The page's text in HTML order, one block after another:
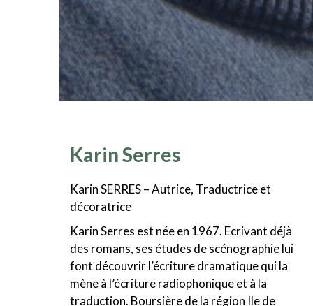
Karin Serres
Karin SERRES – Autrice, Traductrice et
décoratrice
Karin Serres est née en 1967. Ecrivant déjà
des romans, ses études de scénographie lui
font découvrir l’écriture dramatique qui la
mène à l’écriture radiophonique et à la
traduction. Boursière de la région Ile de